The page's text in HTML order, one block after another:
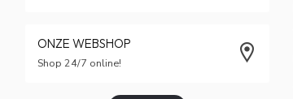
ONZE WEBSHOP
Shop 24/7 online!